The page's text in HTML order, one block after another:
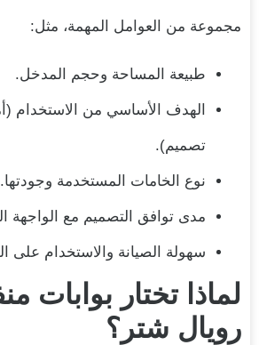
مجموعة من العوامل المهمة، مثل:
طبيعة المساحة وحجم المدخل.
الهدف الأساسي من الاستخدام
تصميم).
نوع الخامات المستخدمة وجودتها.
مدى توافق التصميم مع الواجهة
سهولة الصيانة والاستخدام على
لماذا تختار بوابات
رويال شتر؟